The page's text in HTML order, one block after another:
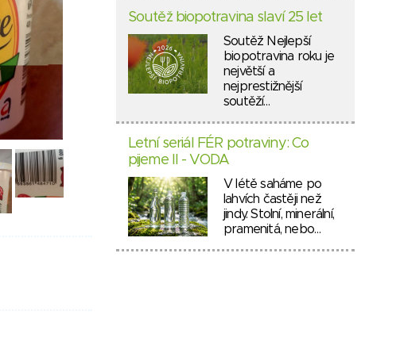
Soutěž biopotravina slaví 25 let
Soutěž Nejlepší
biopotravina roku je
největší a
nejprestižnější
soutěží…
Letní seriál FÉR potraviny: Co
pijeme II - VODA
V létě saháme po
lahvích častěji než
jindy. Stolní, minerální,
pramenitá, nebo…